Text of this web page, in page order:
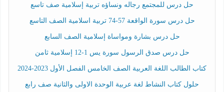
حل درس للمجتمع رجاله ونساؤه تربية إسلامية صف تاسع
حل درس سورة الواقعة 57-74 تربية اسلامية الصف التاسع
حل درس بشارة ومواساة إسلامية الصف السابع
حل درس صدق الرسول سورة يس 1-12 إسلامية ثامن
كتاب الطالب اللغة العربية الصف الخامس الفصل الأول 2023-2024
حلول كتاب النشاط لغة عربية الوحدة الاولى والثانية صف رابع